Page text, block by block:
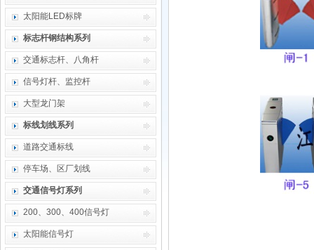
太阳能LED标牌
标志杆钢结构系列
交通标志杆、八角杆
信号灯杆、监控杆
大型龙门架
标线划线系列
道路交通标线
停车场、区厂划线
交通信号灯系列
200、300、400信号灯
太阳能信号灯